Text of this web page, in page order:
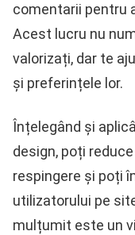
comentarii pentru
Acest lucru nu
valorizați, dar te
și preferințele lor.
Înțelegând și
design, poți
respingere și poți
utilizatorului pe
mulțumit este un